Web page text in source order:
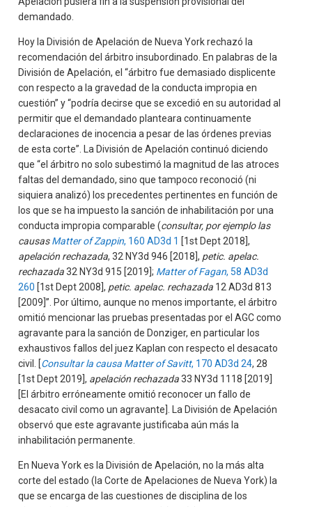
demandado.
Hoy la División de Apelación de Nueva York rechazó la
recomendación del árbitro insubordinado. En palabras de la
División de Apelación, el “árbitro fue demasiado displicente
con respecto a la gravedad de la conducta impropia en
cuestión” y “podría decirse que se excedió en su autoridad al
permitir que el demandado planteara continuamente
declaraciones de inocencia a pesar de las órdenes previas
de esta corte”. La División de Apelación continuó diciendo
que “el árbitro no solo subestimó la magnitud de las atroces
faltas del demandado, sino que tampoco reconoció (ni
siquiera analizó) los precedentes pertinentes en función de
los que se ha impuesto la sanción de inhabilitación por una
conducta impropia comparable (consultar, por ejemplo las
causasMatter of Zappin, 160 AD3d 1 [1st Dept 2018],
apelación rechazada, 32 NY3d 946 [2018], petic. apelac.
rechazada32 NY3d 915 [2019]; Matter of Fagan, 58 AD3d
260 [1st Dept 2008], petic. apelac. rechazada 12 AD3d 813
[2009]”. Por último, aunque no menos importante, el árbitro
omitió mencionar las pruebas presentadas por el AGC como
agravante para la sanción de Donziger, en particular los
exhaustivos fallos del juez Kaplan con respecto el desacato
civil. [Consultar la causa Matter of Savitt, 170 AD3d 24, 28
[1st Dept 2019], apelación rechazada33 NY3d 1118 [2019]
[El árbitro erróneamente omitió reconocer un fallo de
desacato civil como un agravante]. La División de Apelación
observó que este agravante justificaba aún más la
inhabilitación permanente.
En Nueva York es la División de Apelación, no la más alta
corte del estado (la Corte de Apelaciones de Nueva York) la
que se encarga de las cuestiones de disciplina de los